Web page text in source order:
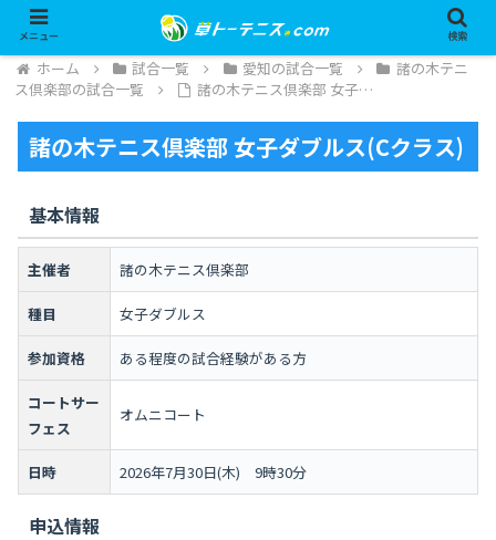
ホーム 試合一覧 愛知の試合一覧
諸の木テニ
ス倶楽部の試合一覧
諸の木テニス倶楽部 女子…
諸の木テニス倶楽部 女子ダブルス(Cクラス)
基本情報
主催者 諸の木テニス倶楽部
種目 女子ダブルス
参加資格 ある程度の試合経験がある方
コートサー
フェス
オムニコート
日時 2026年7月30日(木) 9時30分
申込情報
メニュー 検索